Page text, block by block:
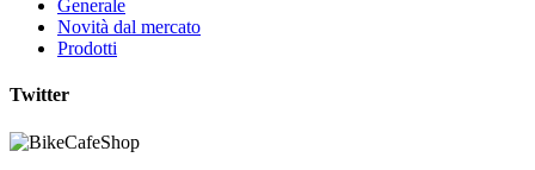
Generale
Novità dal mercato
Prodotti
Twitter